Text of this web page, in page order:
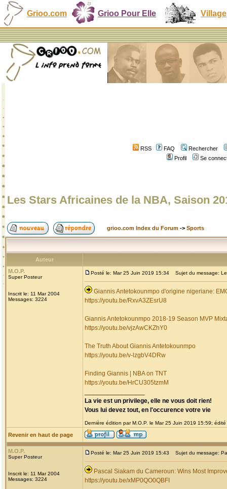
Grioo.com Grioo Pour Elle Village
RSS FAQ
Rechercher
Profil
Se
Les Stars Africaines de la NBA, Saison
grioo.com Index du Forum -> Sports
Auteur
M.O.P.
Super Posteur
Inscrit le: 11 Mar 2004
Messages: 3224
Posté le: Mar 25 Juin 2019 15:34 Sujet du message:
Giannis Antetokounmpo d'origine nigeriane:
https://youtu.be/RxvA3ZEsrU8
Giannis Antetokounmpo 2018-19 Season MVP
https://youtu.be/vjzAwCKZhY0
The Truth About Giannis Antetokounmpo
https://youtu.be/v-lzgbV4DRw
Finding Giannis | NBA on TNT
https://youtu.be/HrCU305tzmM
La vie est un privilege, elle ne vous doit rien!
Vous lui devez tout, en l'occurence votre vie
Dernière édition par M.O.P. le Mar 25 Juin 2019 15:59;
Revenir en haut de page
M.O.P.
Super Posteur
Inscrit le: 11 Mar 2004
Messages: 3224
Posté le: Mar 25 Juin 2019 15:43 Sujet du message:
Pascal Siakam du Cameroun: Wins Most
https://youtu.be/xMP0QO0QBFI